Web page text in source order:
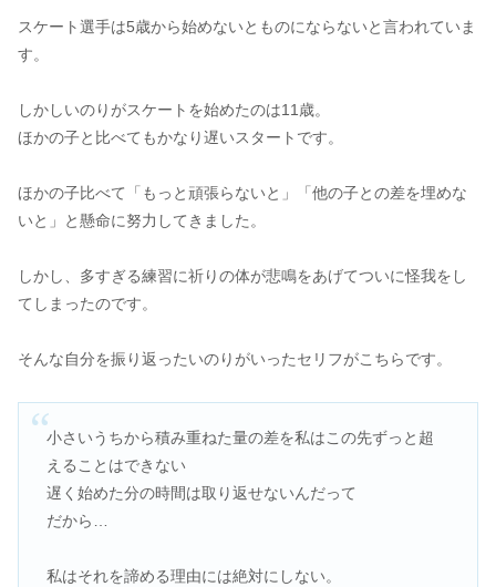
スケート選手は5歳から始めないとものにならないと言われていま
す。
しかしいのりがスケートを始めたのは11歳。
ほかの子と比べてもかなり遅いスタートです。
ほかの子比べて「もっと頑張らないと」「他の子との差を埋めな
いと」と懸命に努力してきました。
しかし、多すぎる練習に祈りの体が悲鳴をあげてついに怪我をし
てしまったのです。
そんな自分を振り返ったいのりがいったセリフがこちらです。
小さいうちから積み重ねた量の差を私はこの先ずっと超
えることはできない
遅く始めた分の時間は取り返せないんだって
だから…
私はそれを諦める理由には絶対にしない。